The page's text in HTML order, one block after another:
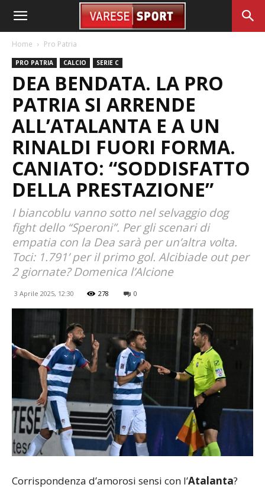
Home Pro Patria
PRO PATRIA CALCIO SERIE C
DEA BENDATA. LA PRO
PATRIA SI ARRENDE
ALL’ATALANTA E A UN
RINALDI FUORI FORMA.
CANIATO: “SODDISFATTO
DELLA PRESTAZIONE”
I biancoblu vanno sotto nel selvaggio dog
fight dello “Speroni”. Per gli scenari di
empatia con la Dea sarà per un’altra volta.
Toci: 1.791’ per il primo gol. Alcibiade out per
2 giornate? Domenica l’Alcione
3 Aprile 2025, 12:30 278 0
Corrispondenza d’amorosi sensi con l’Atalanta?